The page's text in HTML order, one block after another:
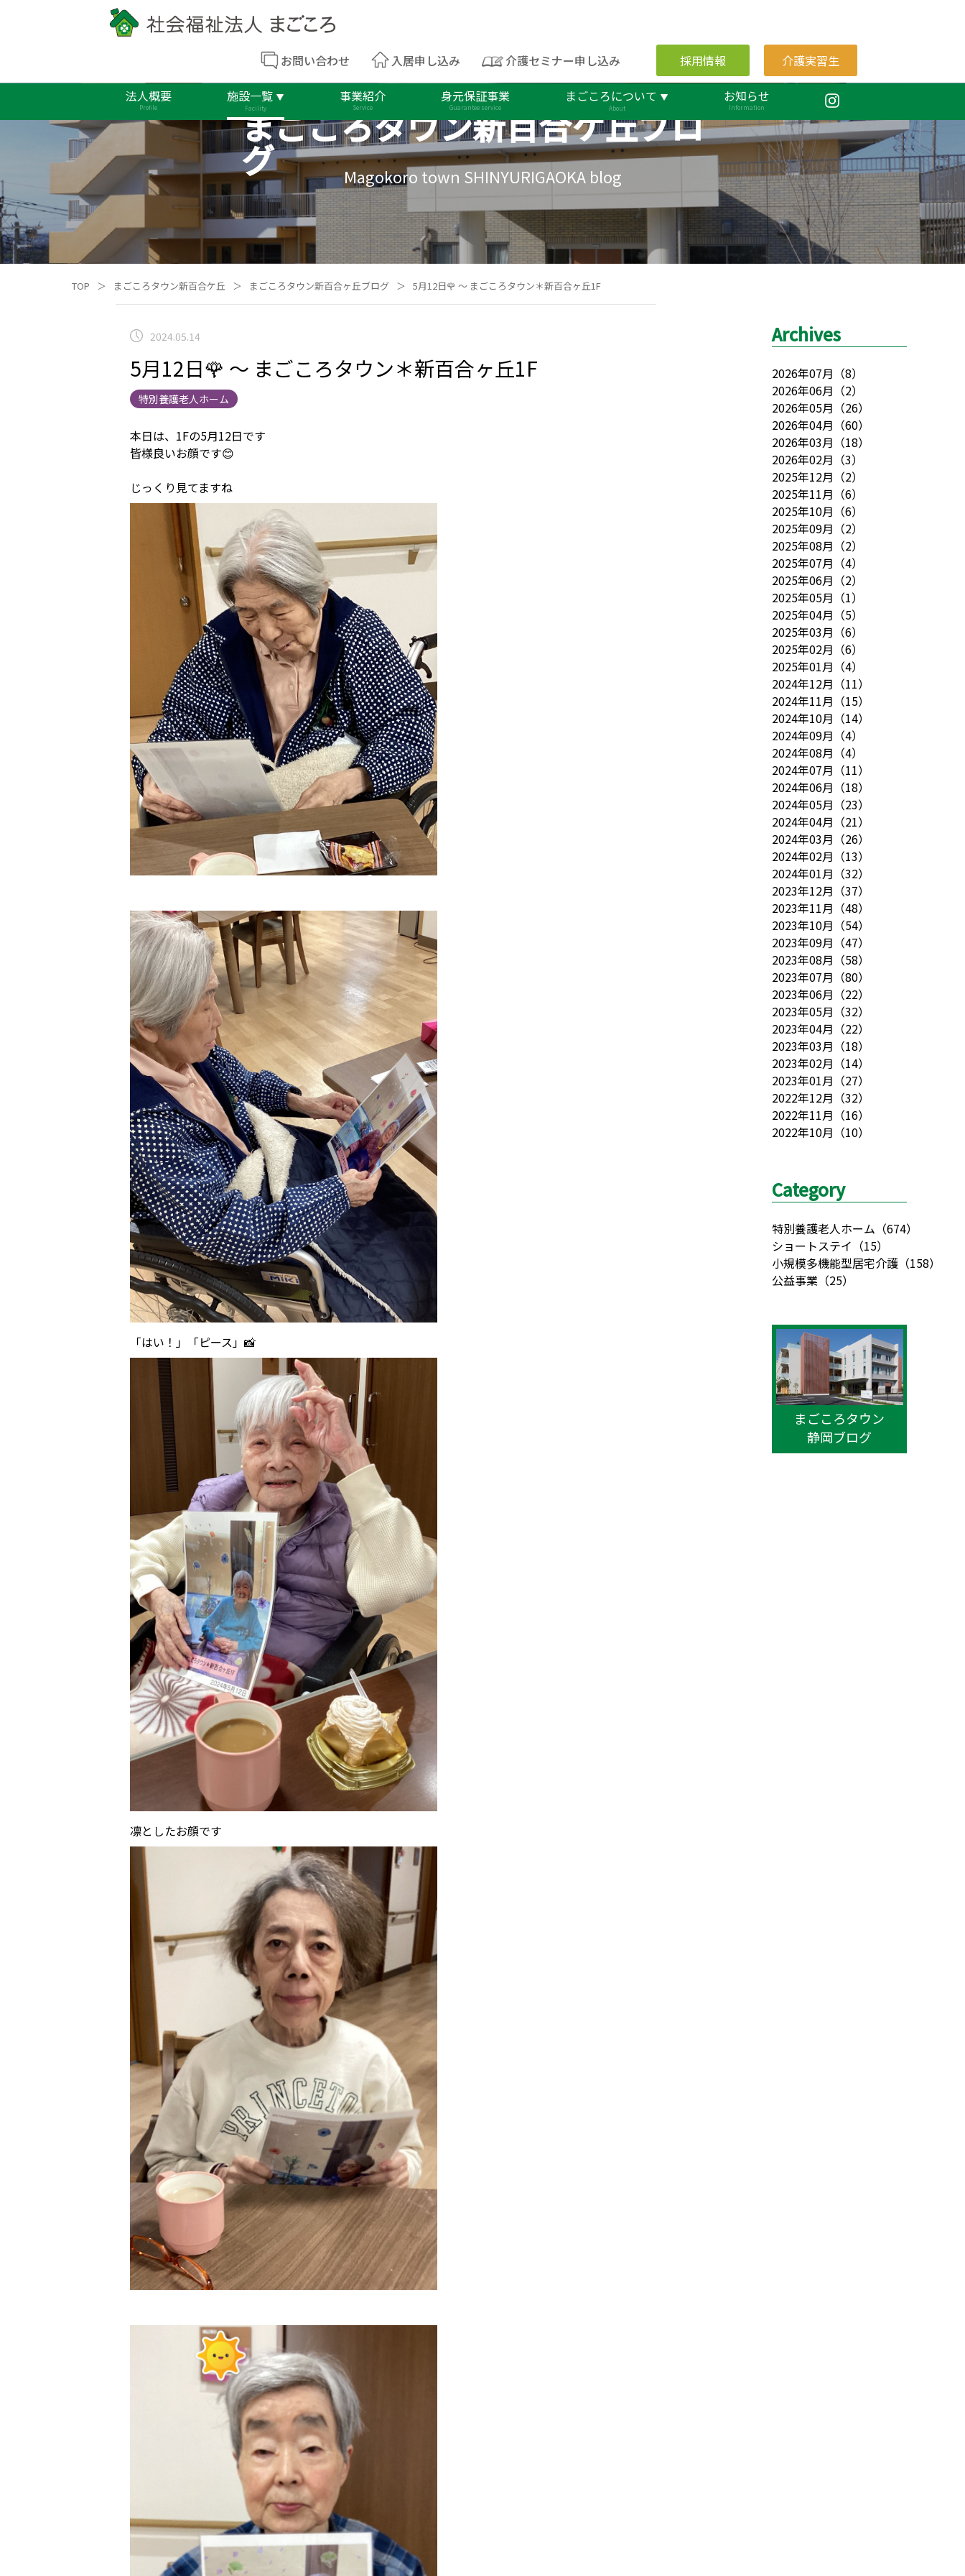
お問い合わせ 入居申し込み 介護セミナー申し込み 採用情報 介護実習生
法人概要
Profile
施設一覧
Facility
事業紹介
Service
身元保証事業
Guarantee service
まごころについて
About
お知らせ
Information
まごころタウン新百合ケ丘ブロ
グ Magokoro town SHINYURIGAOKA blog
TOP ＞ まごころタウン新百合ケ丘 ＞ まごころタウン新百合ヶ丘ブログ ＞ 5月12日🌹 ～ まごころタウン＊新百合ヶ丘1F
2024.05.14
5月12日🌹 ～ まごころタウン＊新百合ヶ丘1F
特別養護老人ホーム
本日は、1Fの5月12日です
皆様良いお顔です😊
じっくり見てますね
「はい！」「ピース」📸
凛としたお顔です
Archives
2026年07月 （8）
2026年06月 （2）
2026年05月 （26）
2026年04月 （60）
2026年03月 （18）
2026年02月 （3）
2025年12月 （2）
2025年11月 （6）
2025年10月 （6）
2025年09月 （2）
2025年08月 （2）
2025年07月 （4）
2025年06月 （2）
2025年05月 （1）
2025年04月 （5）
2025年03月 （6）
2025年02月 （6）
2025年01月 （4）
2024年12月 （11）
2024年11月 （15）
2024年10月 （14）
2024年09月 （4）
2024年08月 （4）
2024年07月 （11）
2024年06月 （18）
2024年05月 （23）
2024年04月 （21）
2024年03月 （26）
2024年02月 （13）
2024年01月 （32）
2023年12月 （37）
2023年11月 （48）
2023年10月 （54）
2023年09月 （47）
2023年08月 （58）
2023年07月 （80）
2023年06月 （22）
2023年05月 （32）
2023年04月 （22）
2023年03月 （18）
2023年02月 （14）
2023年01月 （27）
2022年12月 （32）
2022年11月 （16）
2022年10月 （10）
Category
特別養護老人ホーム （674）
ショートステイ （15）
小規模多機能型居宅介護 （158）
公益事業 （25）
まごころタウン
静岡ブログ